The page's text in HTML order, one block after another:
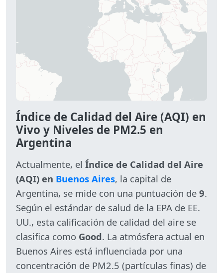
Índice de Calidad del Aire (AQI) en
Vivo y Niveles de PM2.5 en
Argentina
Actualmente, el Índice de Calidad del Aire
(AQI) en Buenos Aires, la capital de
Argentina, se mide con una puntuación de 9.
Según el estándar de salud de la EPA de EE.
UU., esta calificación de calidad del aire se
clasifica como Good. La atmósfera actual en
Buenos Aires está influenciada por una
concentración de PM2.5 (partículas finas) de